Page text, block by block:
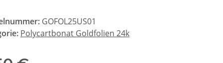
GOFOL25US01
Polycartbonat Goldfolien 24k